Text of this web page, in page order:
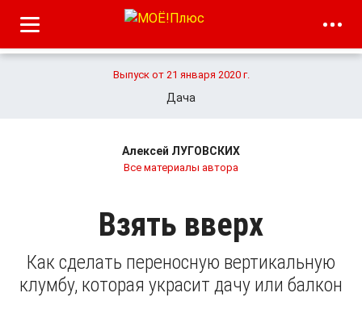
Выпуск от 21 января 2020 г.
Дача
Алексей ЛУГОВСКИХ
Все материалы автора
Взять вверх
Как сделать переносную вертикальную
клумбу, которая украсит дачу или балкон